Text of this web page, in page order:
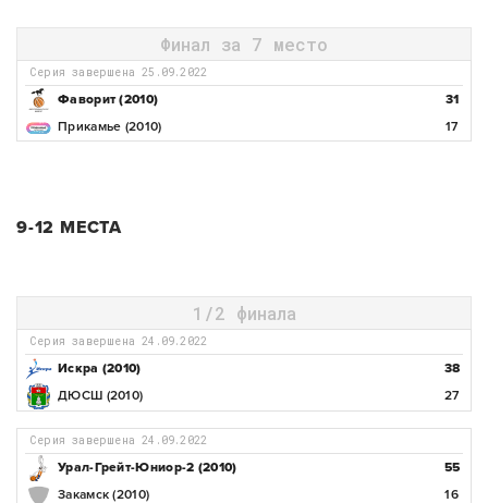
Финал за 7 место
Серия завершена 25.09.2022
Фаворит (2010)
31
Прикамье (2010)
17
9-12 МЕСТА
1/2 финала
Серия завершена 24.09.2022
Искра (2010)
38
ДЮСШ (2010)
27
Серия завершена 24.09.2022
Урал-Грейт-Юниор-2 (2010)
55
Закамск (2010)
16